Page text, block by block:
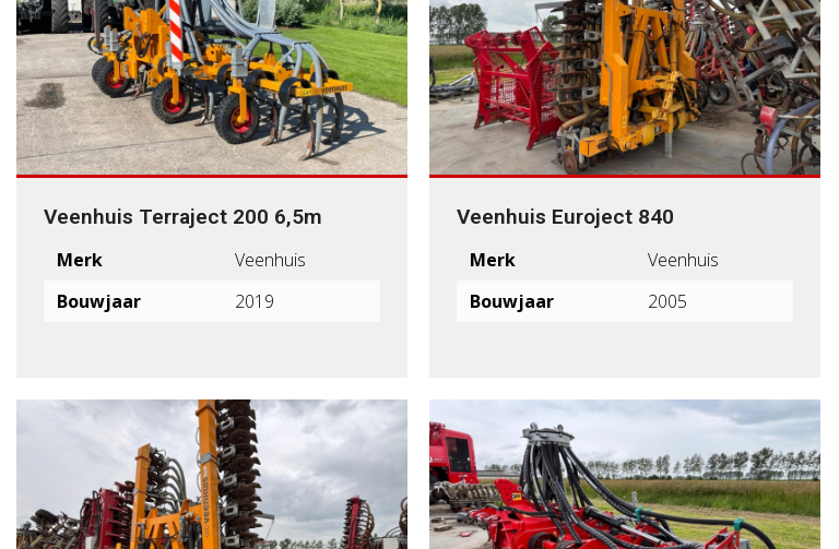
Veenhuis Terraject 200 6,5m
Merk
Veenhuis
Bouwjaar
2019
Veenhuis Euroject 840
Merk
Veenhuis
Bouwjaar
2005